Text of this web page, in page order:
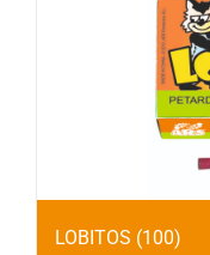
LOBITOS (100)